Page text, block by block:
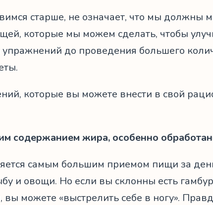
старше, не означает, что мы должны
которые мы можем сделать, чтобы
упражнений до проведения большего
которые вы можете внести в свой
содержанием жира, особенно
самым большим приемом пищи за
и овощи. Но если вы склонны есть
можете «выстрелить себе в ногу».